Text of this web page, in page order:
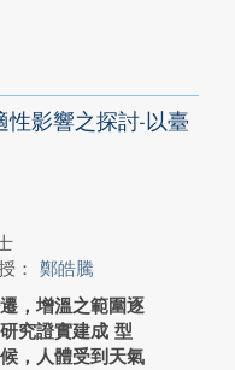
影響之探討-以臺
： 鄭皓騰
，增溫之範圍逐
究證實建成 型
，人體受到天氣